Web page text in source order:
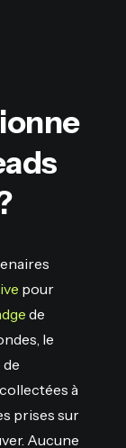
pour
de
le
à
prises sur
Aucune